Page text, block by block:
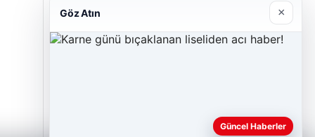
Hastaş Beton
26/05/2026
Göz Atın ×
Güncel Haberler